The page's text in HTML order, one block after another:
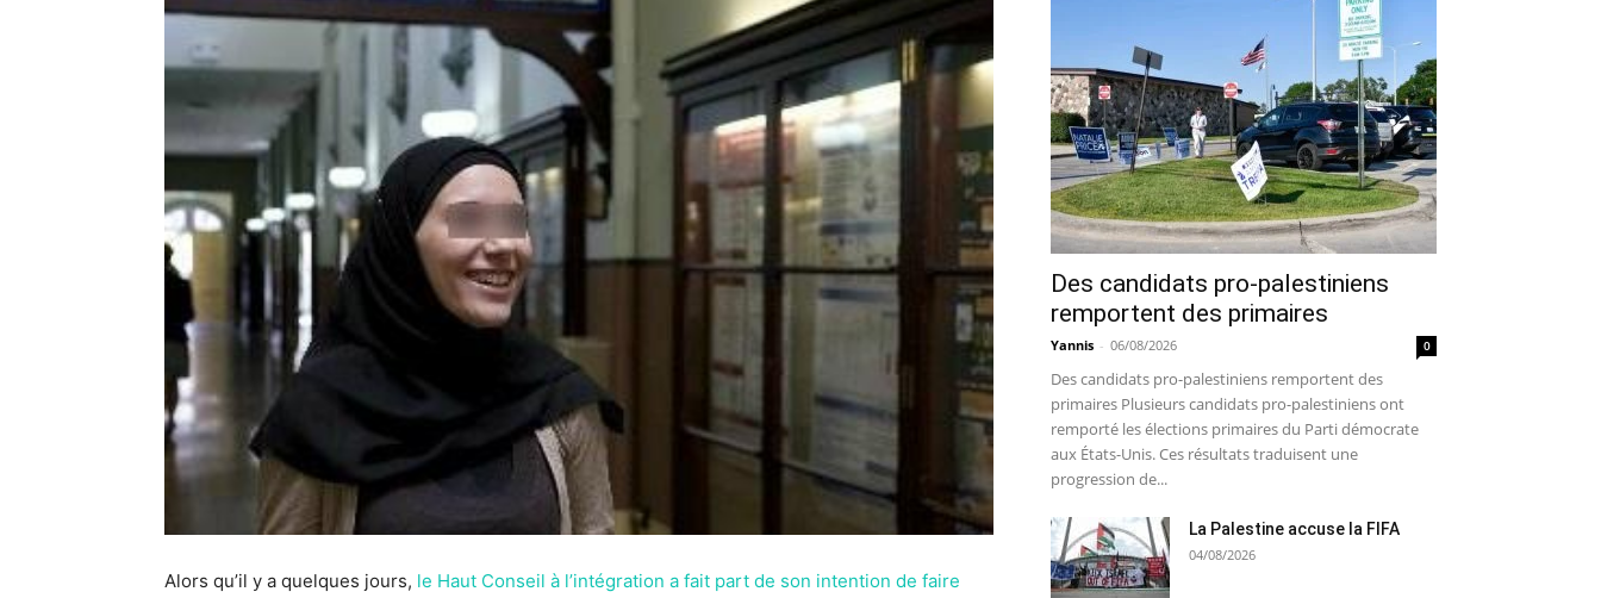
Alors qu’il y a quelques jours, le Haut Conseil à l’intégration a fait part de son intention de faire
Des candidats pro-palestiniens
remportent des primaires
Yannis - 06/08/2026 0
Des candidats pro-palestiniens remportent des
primaires Plusieurs candidats pro-palestiniens ont
remporté les élections primaires du Parti démocrate
aux États-Unis. Ces résultats traduisent une
progression de...
La Palestine accuse la FIFA
04/08/2026